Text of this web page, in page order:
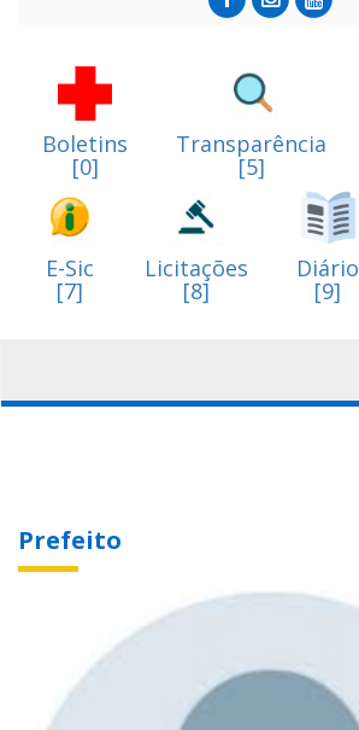
Boletins
[0]
Transparência
[5]
E-Sic
[7]
Licitações
[8]
Diário
[9]
Prefeito